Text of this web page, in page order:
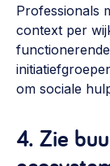
Professionals
context per
om sociale
4. Zie